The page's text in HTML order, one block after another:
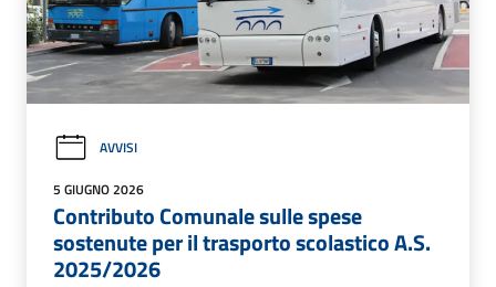
AVVISI
5 GIUGNO 2026
Contributo Comunale sulle spese
sostenute per il trasporto scolastico A.S.
2025/2026